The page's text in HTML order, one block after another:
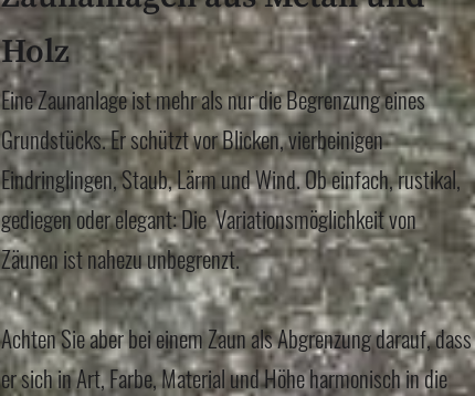
Holz
Eine Zaunanlage ist mehr als nur die Begrenzung eines
Grundstücks. Er schützt vor Blicken, vierbeinigen
Eindringlingen, Staub, Lärm und Wind. Ob einfach, rustikal,
gediegen oder elegant: Die Variationsmöglichkeit von
Zäunen ist nahezu unbegrenzt.
Achten Sie aber bei einem Zaun als Abgrenzung darauf, dass
er sich in Art, Farbe, Material und Höhe harmonisch in die